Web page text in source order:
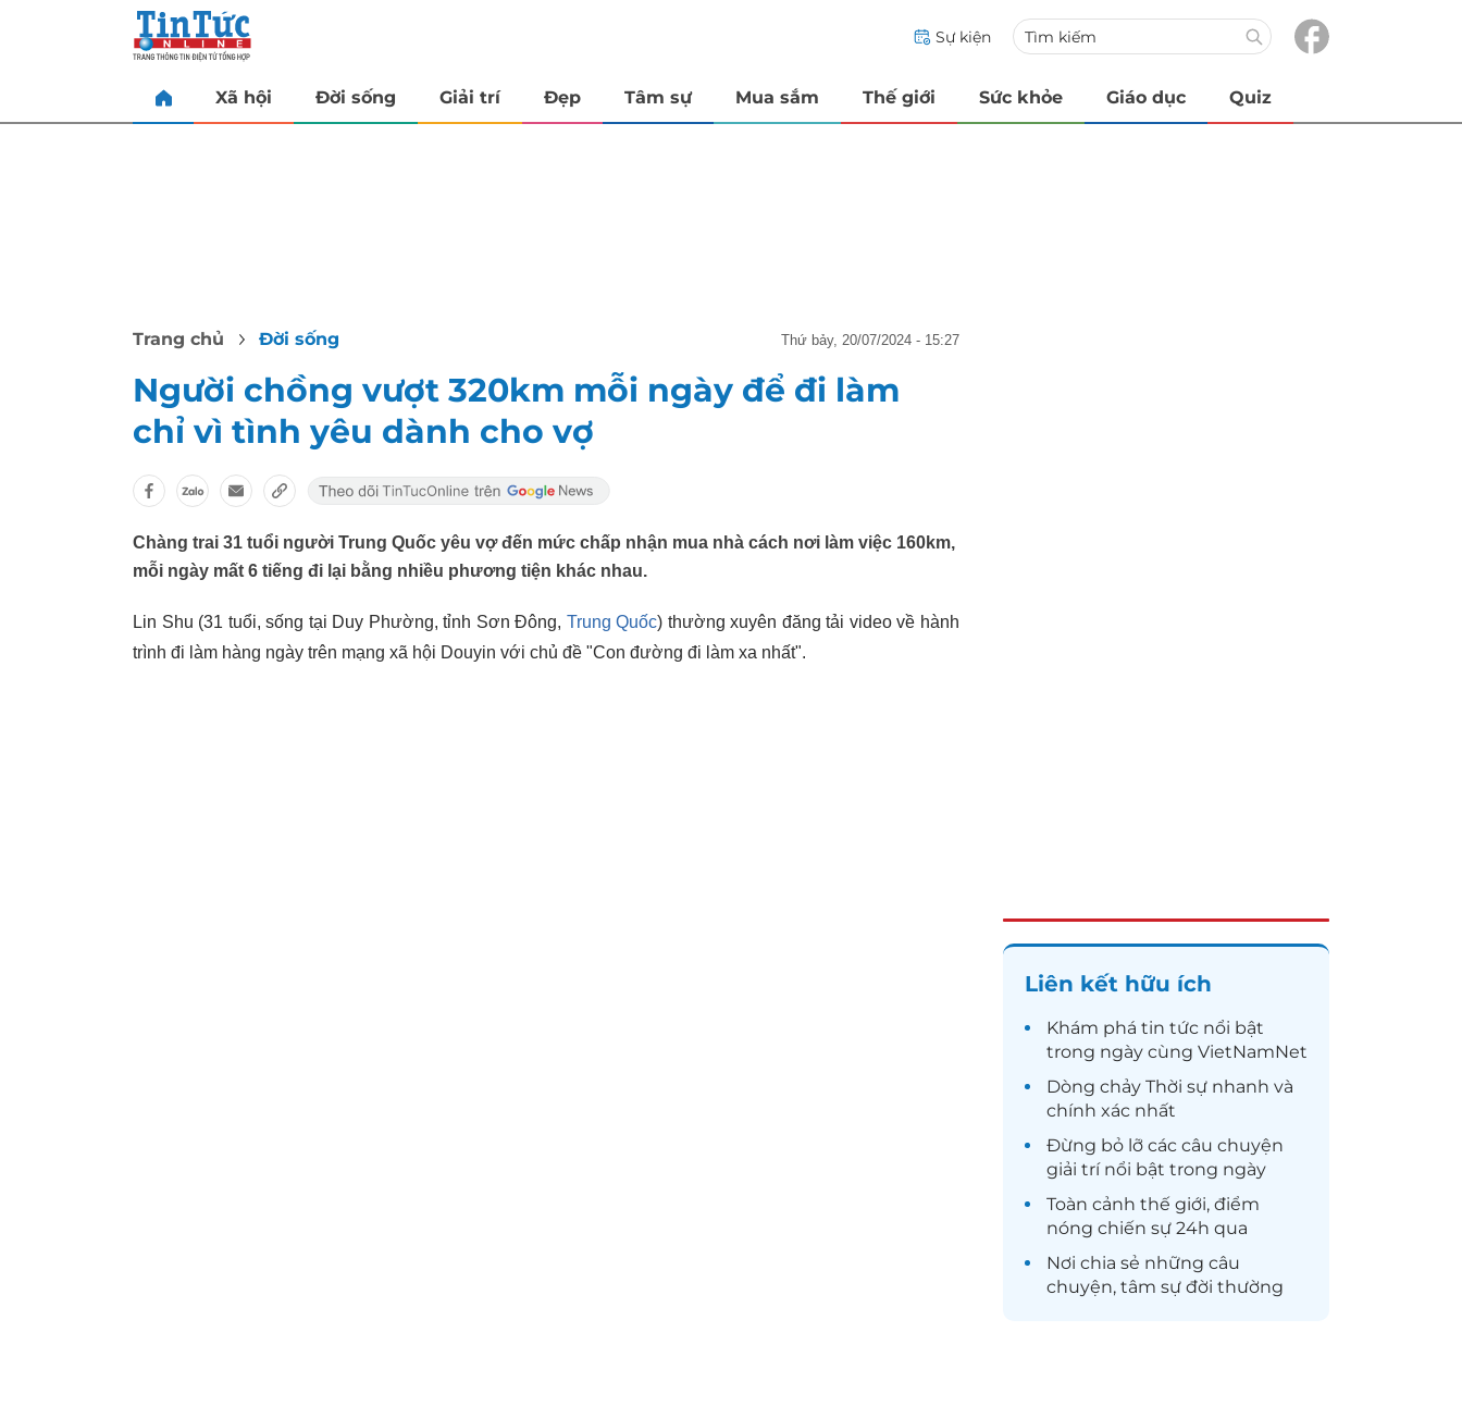
Sự kiện
Xã hội Đời sống Giải trí Đẹp Tâm sự Mua sắm Thế giới Sức khỏe Giáo dục Quiz
Trang chủ Đời sống thứ bảy, 20/07/2024 - 15:27
Người chồng vượt 320km mỗi ngày để đi làm
chỉ vì tình yêu dành cho vợ
Chàng trai 31 tuổi người Trung Quốc yêu vợ đến mức chấp nhận mua nhà cách nơi làm việc 160km,
mỗi ngày mất 6 tiếng đi lại bằng nhiều phương tiện khác nhau.
Lin Shu (31 tuổi, sống tại Duy Phường, tỉnh Sơn Đông, Trung Quốc) thường xuyên đăng tải video về hành
trình đi làm hàng ngày trên mạng xã hội Douyin với chủ đề "Con đường đi làm xa nhất".
Liên kết hữu ích
Khám phá tin tức nổi bật
trong ngày cùng VietNamNet
Dòng chảy Thời sự nhanh và
chính xác nhất
Đừng bỏ lỡ các câu chuyện
giải trínổi bật trong ngày
Toàn cảnh thế giới, điểm
nóng chiến sự 24h qua
Nơi chia sẻ những câu
chuyện, tâm sự đời thường